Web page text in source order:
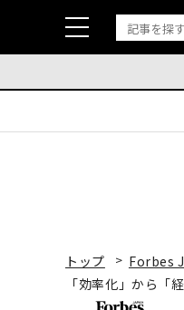
トップ Forbes
「効率化」から「